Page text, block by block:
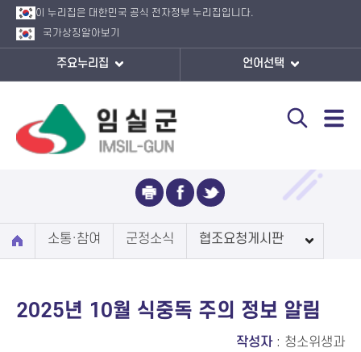
이 누리집은 대한민국 공식 전자정부 누리집입니다.
국가상징 알아보기
주요누리집 언어선택
협조요청게시판
소통·참여 군정소식 협조요청게시판
2025년 10월 식중독 주의 정보 알림
작성자: 청소위생과